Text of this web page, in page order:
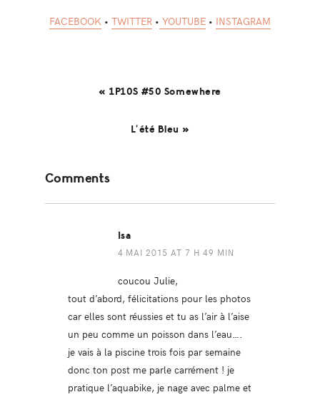
FACEBOOK • TWITTER • YOUTUBE • INSTAGRAM
« 1P10S #50 Somewhere
L’été Bleu »
Interactions
Comments
Isa
4 MAI 2015 AT 7 H 49 MIN
coucou Julie,
tout d’abord, félicitations pour les photos
car elles sont réussies et tu as l’air à l’aise
un peu comme un poisson dans l’eau….
je vais à la piscine trois fois par semaine
donc ton post me parle carrément ! je
pratique l’aquabike, je nage avec palme et